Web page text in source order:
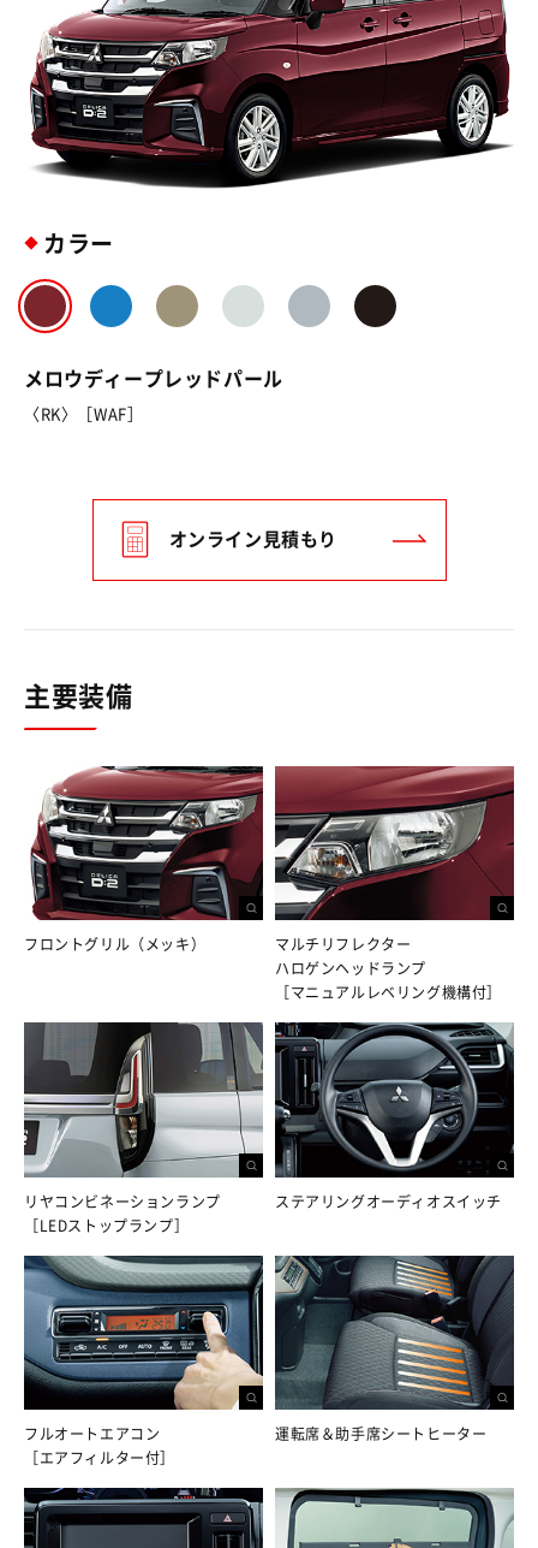
カラー
メロウディープレッドパール
〈RK〉［WAF］
オンライン見積もり
主要装備
フロントグリル（メッキ）
マルチリフレクター
ハロゲンヘッドランプ
［マニュアルレベリング機構付］
リヤコンビネーションランプ
［LEDストップランプ］
ステアリングオーディオスイッチ
フルオートエアコン
［エアフィルター付］
運転席＆助手席シートヒーター